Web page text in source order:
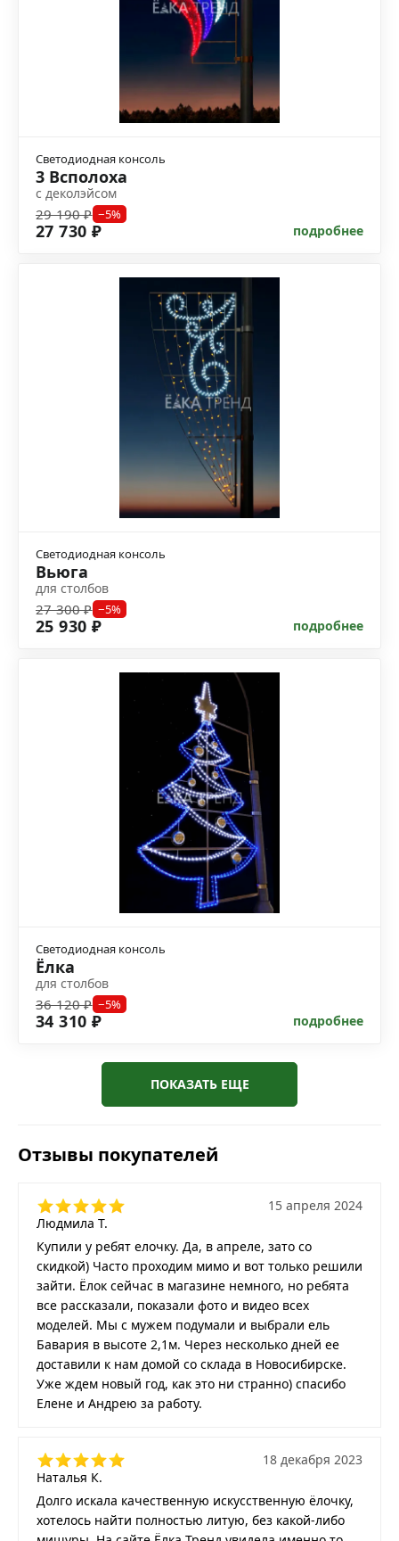
Светодиодная консоль
3 Всполоха
с деколэйсом
29 190 ₽ −5%
27 730 ₽ подробнее
Светодиодная консоль
Вьюга
для столбов
27 300 ₽ −5%
25 930 ₽ подробнее
Светодиодная консоль
Ёлка
для столбов
36 120 ₽ −5%
34 310 ₽ подробнее
ПОКАЗАТЬ ЕЩЕ
Отзывы покупателей
Людмила Т.
15 апреля 2024
Купили у ребят елочку. Да, в апреле, зато со
скидкой) Часто проходим мимо и вот только решили
зайти. Ёлок сейчас в магазине немного, но ребята
все рассказали, показали фото и видео всех
моделей. Мы с мужем подумали и выбрали ель
Бавария в высоте 2,1м. Через несколько дней ее
доставили к нам домой со склада в Новосибирске.
Уже ждем новый год, как это ни странно) спасибо
Елене и Андрею за работу.
Наталья К.
18 декабря 2023
Долго искала качественную искусственную ёлочку,
хотелось найти полностью литую, без какой-либо